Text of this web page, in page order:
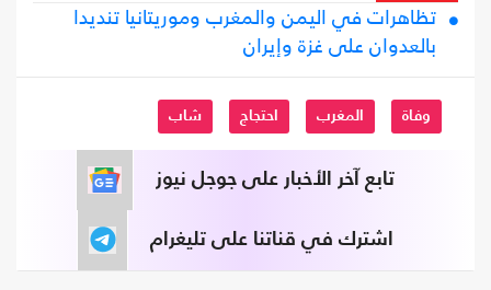
تظاهرات في اليمن والمغرب وموريتانيا تنديدا
بالعدوان على غزة وإيران
وفاة المغرب احتجاج شاب
تابع آخر الأخبار على جوجل نيوز
اشترك في قناتنا على تليغرام